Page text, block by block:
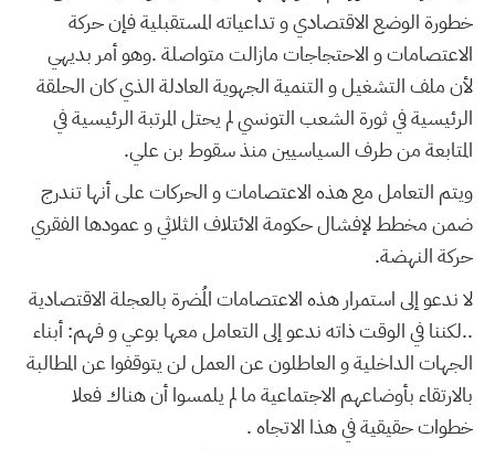
خطورة الوضع الاقتصادي و تداعياته المستقبلية فإن حركة
الاعتصامات و الاحتجاجات مازالت متواصلة .وهو أمر بديهي
لأن ملف التشغيل و التنمية الجهوية العادلة الذي كان الحلقة
الرئيسية في ثورة الشعب التونسي لم يحتل المرتبة الرئيسية في
المتابعة من طرف السياسيين منذ سقوط بن علي.
ويتم التعامل مع هذه الاعتصامات و الحركات على أنها تندرج
ضمن مخطط لإفشال حكومة الائتلاف الثلاثي و عمودها الفقري
حركة النهضة.
لا ندعو إلى استمرار هذه الاعتصامات المُضرة بالعجلة الاقتصادية
..لكننا في الوقت ذاته ندعو إلى التعامل معها بوعي و فهم: أبناء
الجهات الداخلية و العاطلون عن العمل لن يتوقفوا عن المطالبة
بالارتقاء بأوضاعهم الاجتماعية ما لم يلمسوا أن هناك فعلا
خطوات حقيقية في هذا الاتجاه .